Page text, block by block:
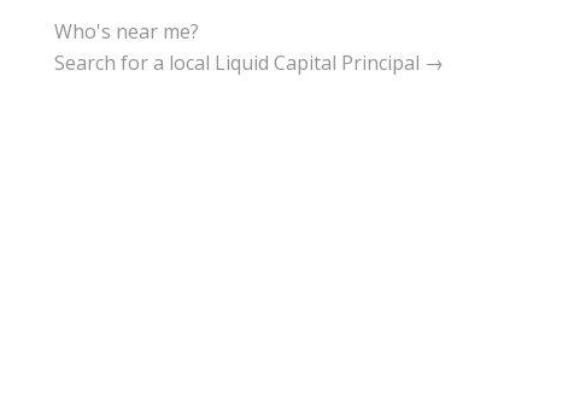
Who's near me?
Search for a local Liquid Capital Principal →